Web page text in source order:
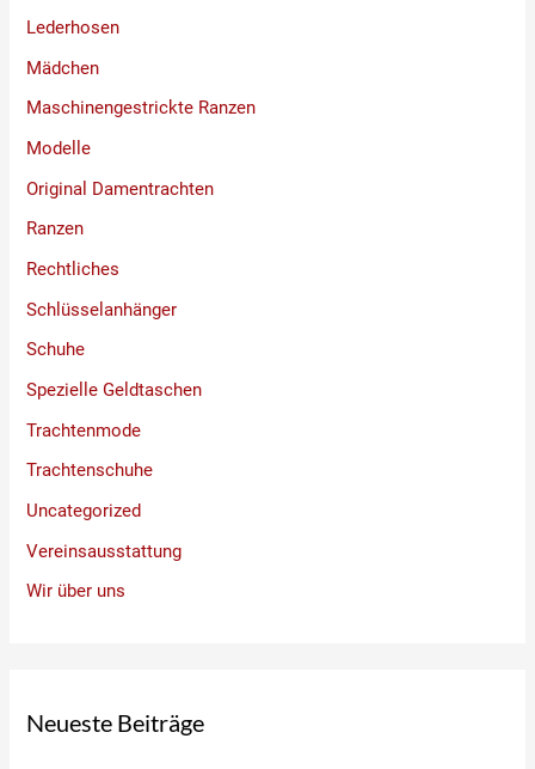
Lederhosen
Mädchen
Maschinengestrickte Ranzen
Modelle
Original Damentrachten
Ranzen
Rechtliches
Schlüsselanhänger
Schuhe
Spezielle Geldtaschen
Trachtenmode
Trachtenschuhe
Uncategorized
Vereinsausstattung
Wir über uns
Neueste Beiträge